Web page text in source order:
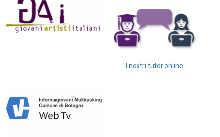
I nostri tutor online